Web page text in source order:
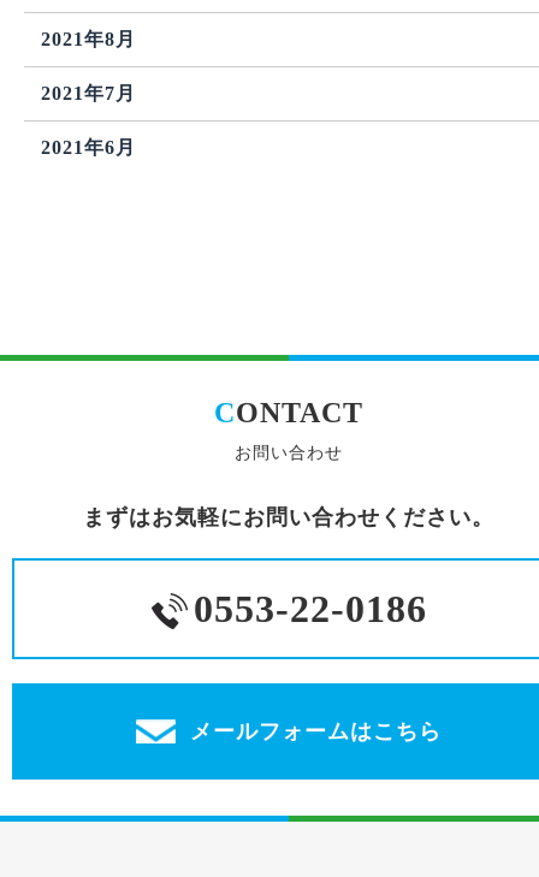
2021年8月
2021年7月
2021年6月
CONTACT
お問い合わせ
まずはお気軽にお問い合わせください。
0553-22-0186
メールフォームはこちら